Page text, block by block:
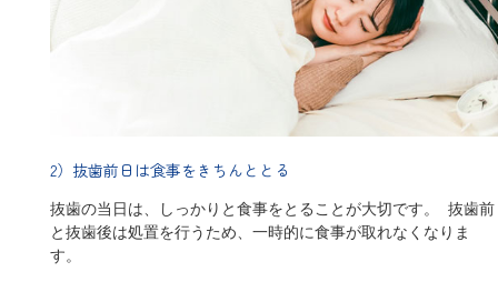
2）抜歯前日は食事をきちんととる
抜歯の当日は、しっかりと食事をとることが大切です。 抜歯前
と抜歯後は処置を行うため、一時的に食事が取れなくなりま
す。